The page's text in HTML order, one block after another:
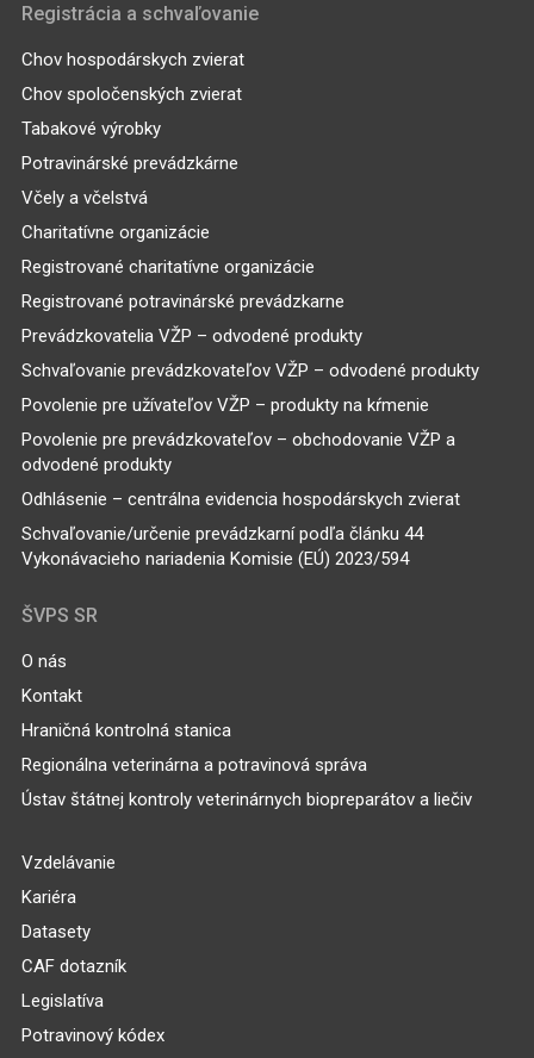
Registrácia a schvaľovanie
Chov hospodárskych zvierat
Chov spoločenských zvierat
Tabakové výrobky
Potravinárské prevádzkárne
Včely a včelstvá
Charitatívne organizácie
Registrované charitatívne organizácie
Registrované potravinárské prevádzkarne
Prevádzkovatelia VŽP – odvodené produkty
Schvaľovanie prevádzkovateľov VŽP – odvodené produkty
Povolenie pre užívateľov VŽP – produkty na kŕmenie
Povolenie pre prevádzkovateľov – obchodovanie VŽP a
odvodené produkty
Odhlásenie – centrálna evidencia hospodárskych zvierat
Schvaľovanie/určenie prevádzkarní podľa článku 44
Vykonávacieho nariadenia Komisie (EÚ) 2023/594
ŠVPS SR
O nás
Kontakt
Hraničná kontrolná stanica
Regionálna veterinárna a potravinová správa
Ústav štátnej kontroly veterinárnych biopreparátov a liečiv
Vzdelávanie
Kariéra
Datasety
CAF dotazník
Legislatíva
Potravinový kódex